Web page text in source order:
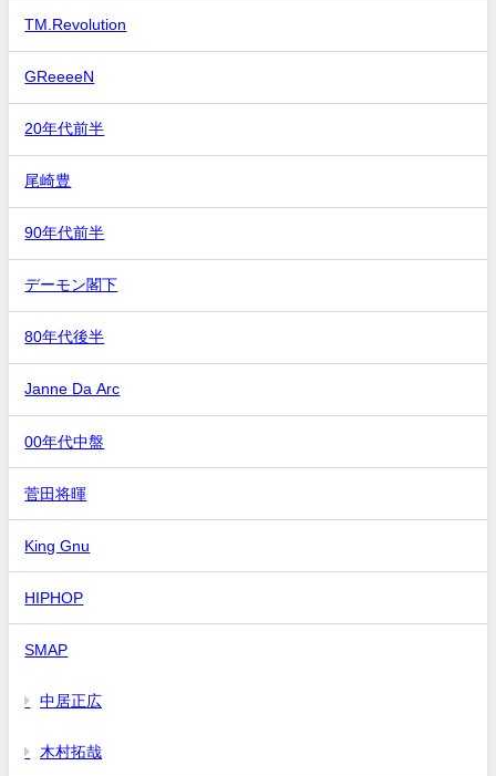
TM.Revolution
GReeeeN
20年代前半
尾崎豊
90年代前半
デーモン閣下
80年代後半
Janne Da Arc
00年代中盤
菅田将暉
King Gnu
HIPHOP
SMAP
中居正広
木村拓哉